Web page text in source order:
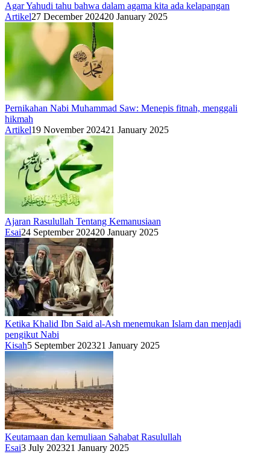
Agar Yahudi tahu bahwa dalam agama kita ada kelapangan
Artikel27 December 202420 January 2025
Pernikahan Nabi Muhammad Saw: Menepis fitnah, menggali
hikmah
Artikel19 November 202421 January 2025
Ajaran Rasulullah Tentang Kemanusiaan
Esai24 September 202420 January 2025
Ketika Khalid Ibn Said al-Ash menemukan Islam dan menjadi
pengikut Nabi
Kisah5 September 202321 January 2025
Keutamaan dan kemuliaan Sahabat Rasulullah
Esai3 July 202321 January 2025